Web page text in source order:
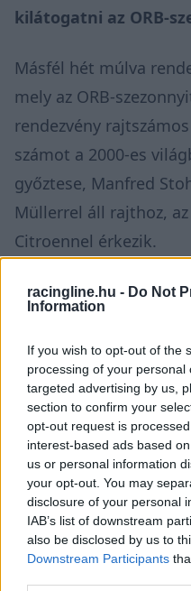
racingline.hu - Do Not
Information
If you wish to opt-out of the
processing of your
targeted advertising by us,
section to confirm your
opt-out request is
interest-based ads based
us or personal information
your opt-out. You may
disclosure of your personal
IAB’s list of downstream
also be disclosed by us to
Downstream Participants
kilátogatni az ORB-
Másfél hét múlva
mely az ORB-
rendezvény
számot a 2000-es
győztese, Manfred
Müllerrel áll rajthoz,
Citroennel érkezik.
Az 53 éves Stohl
címe mellett hatszor
tudott érni.